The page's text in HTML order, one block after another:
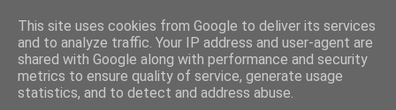
This site uses cookies from Google to deliver its services
and to analyze traffic. Your IP address and user-agent are
shared with Google along with performance and security
metrics to ensure quality of service, generate usage
statistics, and to detect and address abuse.